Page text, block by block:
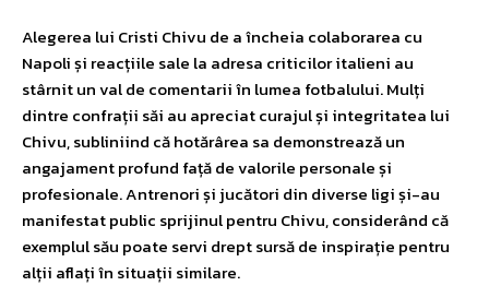
Alegerea lui Cristi Chivu de a încheia colaborarea cu
Napoli și reacțiile sale la adresa criticilor italieni au
stârnit un val de comentarii în lumea fotbalului. Mulți
dintre confrații săi au apreciat curajul și integritatea lui
Chivu, subliniind că hotărârea sa demonstrează un
angajament profund față de valorile personale și
profesionale. Antrenori și jucători din diverse ligi și-au
manifestat public sprijinul pentru Chivu, considerând că
exemplul său poate servi drept sursă de inspirație pentru
alții aflați în situații similare.